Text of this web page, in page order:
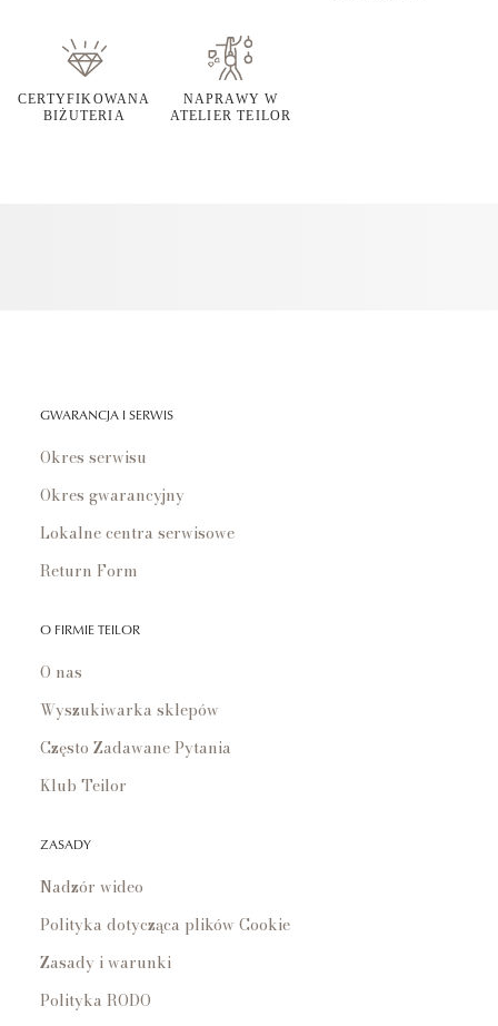
CERTYFIKOWANA
BIŻUTERIA
NAPRAWY W
ATELIER TEILOR
GWARANCJA I SERWIS
Okres serwisu
Okres gwarancyjny
Lokalne centra serwisowe
Return Form
O FIRMIE TEILOR
O nas
Wyszukiwarka sklepów
Często Zadawane Pytania
Klub Teilor
ZASADY
Nadzór wideo
Polityka dotycząca plików Cookie
Zasady i warunki
Polityka RODO